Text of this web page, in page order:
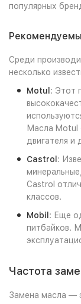
популярных
Среди
несколько
Motul: Этот
Масла Motul
двигателя и
Castrol:
Castrol
классов.
Mobil: Еще
питбайков.
Частота
Замена масла —